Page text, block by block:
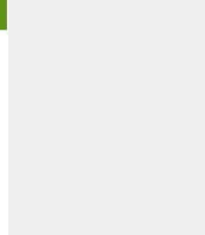
...
...